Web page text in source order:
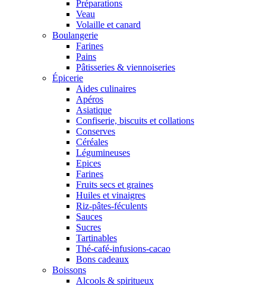
Préparations
Veau
Volaille et canard
Boulangerie
Farines
Pains
Pâtisseries & viennoiseries
Épicerie
Aides culinaires
Apéros
Asiatique
Confiserie, biscuits et collations
Conserves
Céréales
Légumineuses
Epices
Farines
Fruits secs et graines
Huiles et vinaigres
Riz-pâtes-féculents
Sauces
Sucres
Tartinables
Thé-café-infusions-cacao
Bons cadeaux
Boissons
Alcools & spiritueux